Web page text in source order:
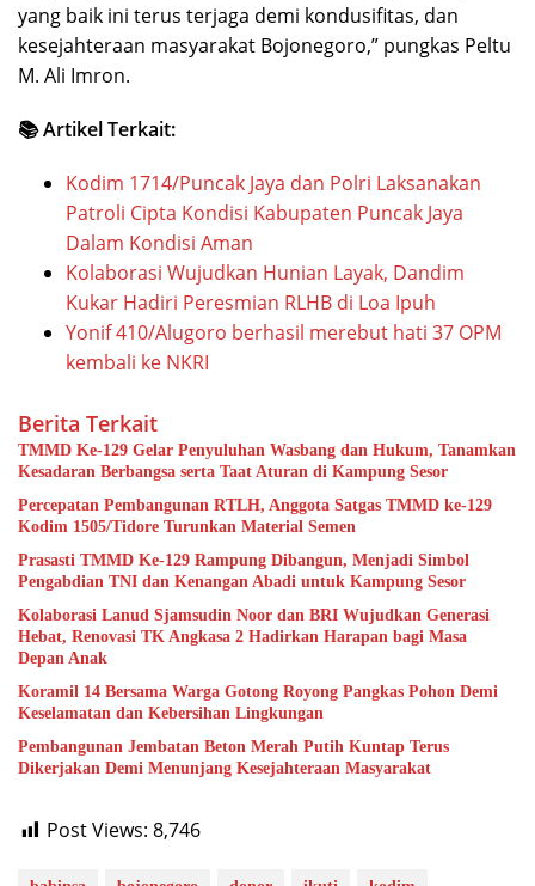
yang baik ini terus terjaga demi kondusifitas, dan
kesejahteraan masyarakat Bojonegoro,” pungkas Peltu
M. Ali Imron.
📚 Artikel Terkait:
Kodim 1714/Puncak Jaya dan Polri Laksanakan
Patroli Cipta Kondisi Kabupaten Puncak Jaya
Dalam Kondisi Aman
Kolaborasi Wujudkan Hunian Layak, Dandim
Kukar Hadiri Peresmian RLHB di Loa Ipuh
Yonif 410/Alugoro berhasil merebut hati 37 OPM
kembali ke NKRI
Berita Terkait
TMMD Ke-129 Gelar Penyuluhan Wasbang dan Hukum, Tanamkan
Kesadaran Berbangsa serta Taat Aturan di Kampung Sesor
Percepatan Pembangunan RTLH, Anggota Satgas TMMD ke-129
Kodim 1505/Tidore Turunkan Material Semen
Prasasti TMMD Ke-129 Rampung Dibangun, Menjadi Simbol
Pengabdian TNI dan Kenangan Abadi untuk Kampung Sesor
Kolaborasi Lanud Sjamsudin Noor dan BRI Wujudkan Generasi
Hebat, Renovasi TK Angkasa 2 Hadirkan Harapan bagi Masa
Depan Anak
Koramil 14 Bersama Warga Gotong Royong Pangkas Pohon Demi
Keselamatan dan Kebersihan Lingkungan
Pembangunan Jembatan Beton Merah Putih Kuntap Terus
Dikerjakan Demi Menunjang Kesejahteraan Masyarakat
Post Views: 8,746